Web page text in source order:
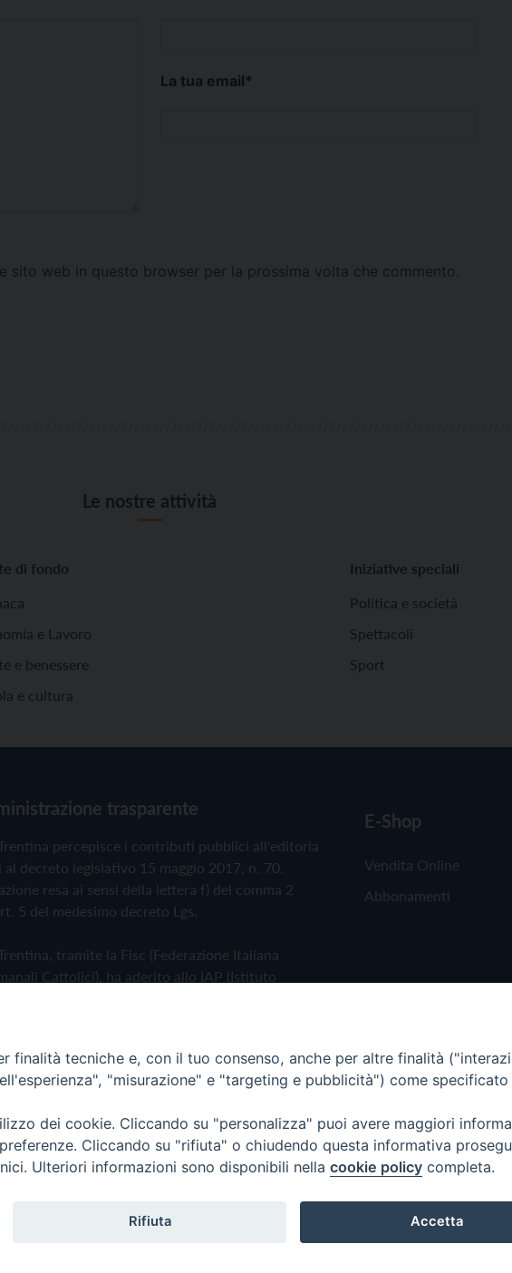
La tua email*
sito web in questo browser per la prossima volta che commento.
Le nostre attività
di fondo
e Lavoro
e benessere
e cultura
Iniziative speciali
Politica e società
Spettacoli
Sport
trasparente
percepisce i contributi pubblici all'editoria
al decreto legislativo 15 maggio 2017, n. 70.
resa ai sensi della lettera f) del comma 2
5 del medesimo decreto Lgs.
tramite la Fisc (Federazione Italiana
Cattolici), ha aderito allo IAP (Istituto
Policy Cookie Policy
E-Shop
Vendita Online
Abbonamenti
Editrice
finalità tecniche e, con il tuo consenso, anche per altre finalità
"misurazione" e "targeting e pubblicità") come specificato
dei cookie. Cliccando su "personalizza" puoi avere maggiori
Cliccando su "rifiuta" o chiudendo questa informativa
Ulteriori informazioni sono disponibili nella cookie policy completa.
Rifiuta Accetta